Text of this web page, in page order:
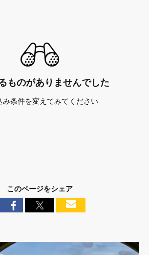
ものがありませんでした
み条件を変えてみてください
このページをシェア